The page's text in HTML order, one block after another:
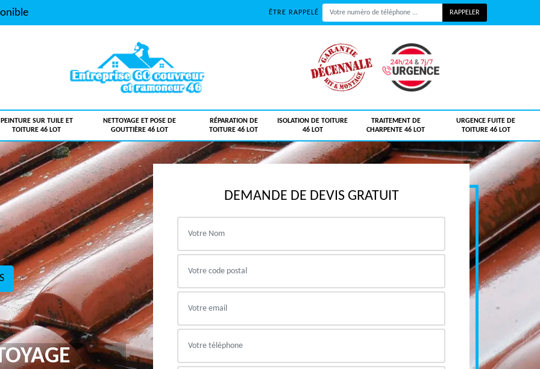
ÊTRE RAPPELÉ
PEINTURE SUR TUILE ET
TOITURE 46 LOT
NETTOYAGE ET POSE DE
GOUTTIÈRE 46 LOT
RÉPARATION DE
TOITURE 46 LOT
ISOLATION DE TOITURE
46 LOT
TRAITEMENT DE
CHARPENTE 46 LOT
URGENCE FUITE DE
TOITURE 46 LOT
DEMANDE DE DEVIS GRATUIT